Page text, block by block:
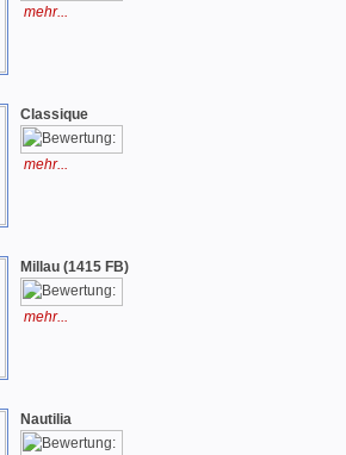
mehr...
Classique
mehr...
Millau (1415 FB)
mehr...
Nautilia